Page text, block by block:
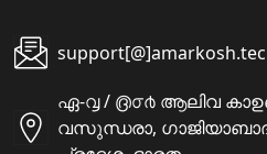
ഏ-൮ / ൫൦൪ ആലിവ
വസുന്ധരാ,